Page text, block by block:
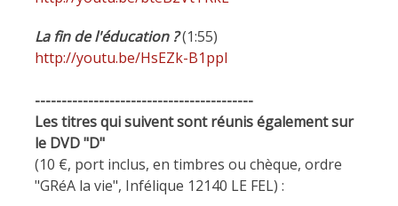
La fin de l'éducation ?(1:55)
http://youtu.be/HsEZk-B1ppI
-----------------------------------------
Les titres qui suivent sont réunis également sur
le DVD "D"
(10 €, port inclus, en timbres ou chèque, ordre
"GRéA la vie", Infélique 12140 LE FEL) :